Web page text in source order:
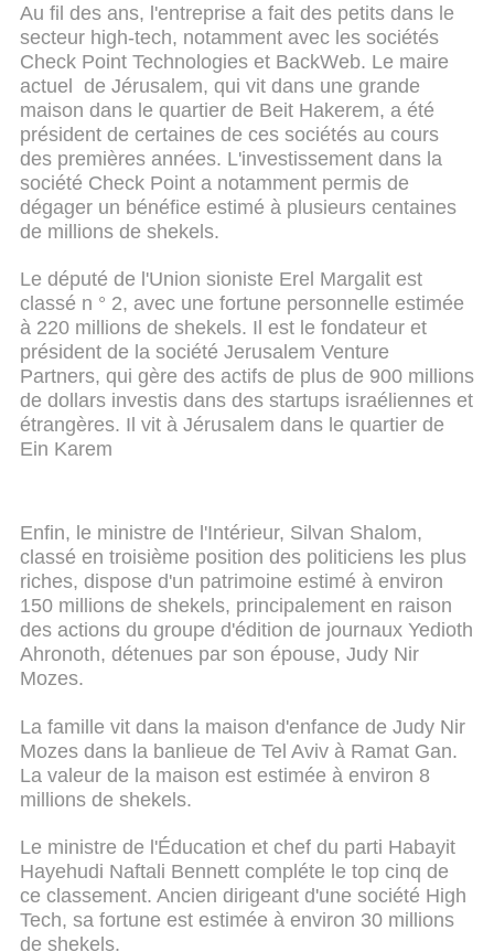
Au fil des ans, l'entreprise a fait des petits dans le
secteur high-tech, notamment avec les sociétés
Check Point Technologies et BackWeb. Le maire
actuel de Jérusalem, qui vit dans une grande
maison dans le quartier de Beit Hakerem, a été
président de certaines de ces sociétés au cours
des premières années. L'investissement dans la
société Check Point a notamment permis de
dégager un bénéfice estimé à plusieurs centaines
de millions de shekels.
Le député de l'Union sioniste Erel Margalit est
classé n ° 2, avec une fortune personnelle estimée
à 220 millions de shekels. Il est le fondateur et
président de la société Jerusalem Venture
Partners, qui gère des actifs de plus de 900 millions
de dollars investis dans des startups israéliennes et
étrangères. Il vit à Jérusalem dans le quartier de
Ein Karem
Enfin, le ministre de l'Intérieur, Silvan Shalom,
classé en troisième position des politiciens les plus
riches, dispose d'un patrimoine estimé à environ
150 millions de shekels, principalement en raison
des actions du groupe d'édition de journaux Yedioth
Ahronoth, détenues par son épouse, Judy Nir
Mozes.
La famille vit dans la maison d'enfance de Judy Nir
Mozes dans la banlieue de Tel Aviv à Ramat Gan.
La valeur de la maison est estimée à environ 8
millions de shekels.
Le ministre de l'Éducation et chef du parti Habayit
Hayehudi Naftali Bennett compléte le top cinq de
ce classement. Ancien dirigeant d'une société High
Tech, sa fortune est estimée à environ 30 millions
de shekels.